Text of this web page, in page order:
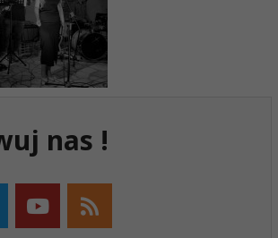
nas !